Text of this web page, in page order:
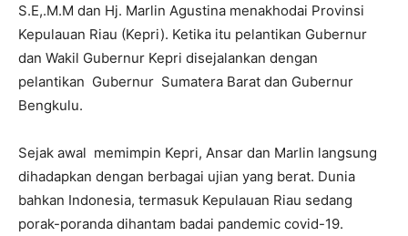
S.E,.M.M dan Hj. Marlin Agustina menakhodai Provinsi
Kepulauan Riau (Kepri). Ketika itu pelantikan Gubernur
dan Wakil Gubernur Kepri disejalankan dengan
pelantikan Gubernur Sumatera Barat dan Gubernur
Bengkulu.
Sejak awal memimpin Kepri, Ansar dan Marlin langsung
dihadapkan dengan berbagai ujian yang berat. Dunia
bahkan Indonesia, termasuk Kepulauan Riau sedang
porak-poranda dihantam badai pandemic covid-19.